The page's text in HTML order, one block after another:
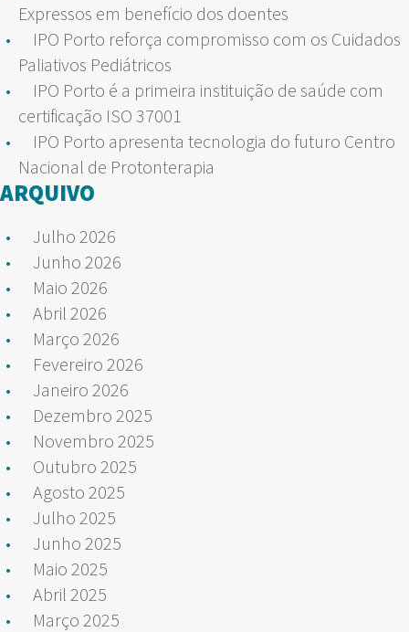
Expressos em benefício dos doentes
IPO Porto reforça compromisso com os Cuidados
Paliativos Pediátricos
IPO Porto é a primeira instituição de saúde com
certificação ISO 37001
IPO Porto apresenta tecnologia do futuro Centro
Nacional de Protonterapia
ARQUIVO
Julho 2026
Junho 2026
Maio 2026
Abril 2026
Março 2026
Fevereiro 2026
Janeiro 2026
Dezembro 2025
Novembro 2025
Outubro 2025
Agosto 2025
Julho 2025
Junho 2025
Maio 2025
Abril 2025
Março 2025